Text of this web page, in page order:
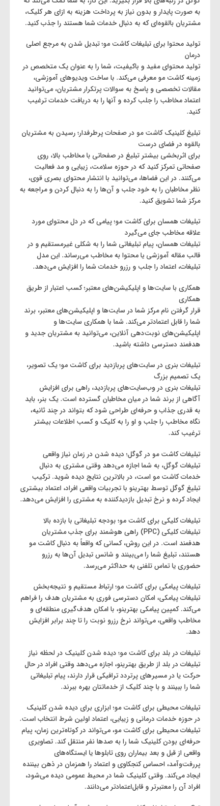
به صورت پایدار و بدون نیاز به پرداخت هزینه به ازای هر کلیک،
مشتریان بالقوه‌ای که به دنبال خدمات شما هستند را جذب کنید.
تولید محتوا برای تبلیغات کاشت مو؛ تبدیل شدن به مرجع اصلی
درمان
تولید محتوای مفید و باکیفیت، شما را به عنوان یک متخصص در
زمینه کاشت مو معرفی می‌کند. با ساخت ویدیوهای آموزشی،
مقالات تخصصی و پاسخ به سوالات پرتکرار مشتریان، می‌توانید
اعتماد مخاطب را جلب کرده و آنها را به دریافت خدمات ترغیب
کنید.
تبلیغ کلینیک کاشت مو در صفحات پرطرفدار؛ رسیدن به مشتریان
بالقوه در فضای درست
برای اثربخشی بیشتر تبلیغ در صفحاتی با مخاطب بالا، روی
صفحاتی تمرکز کنید که در حوزه سلامت، زیبایی و مد فعالیت
می‌کنند. در این فضاها، می‌توانید با انتشار محتوای بصری قوی،
نظر مخاطبان را به خود جلب و آن‌ها را به دنبال کردن و مراجعه به
مرکز شما تشویق کنید.
تبلیغات همسان برای کاشت مو؛ پیامی که در دل محتوای مورد
علاقه مخاطب جای می‌گیرد
تبلیغات همسان، پیام تبلیغاتی شما را به شکلی غیرمستقیم و در
قالب مقاله آموزشی یا محتوا به مخاطب می‌رساند. این مدل
تبلیغات، اعتماد را جلب و رزرو خدمات شما را افزایش می‌دهد.
همکاری با سایت‌ها و اپلیکیشن‌های معتبر؛ کسب اعتبار از طریق
همکاری
قرار گرفتن نام مرکز شما در سایت‌ها و اپلیکیشن‌های معتبر، برند
شما را قابل اعتمادتر می‌کند. شما با همکاری سایت‌ها و
اپلیکیشن‌های نوبت‌دهی آنلاین، می‌توانید به مشتریان جدید و
هدفمند دسترسی داشته باشید.
تبلیغات بنری در سایت‌های پربازدید برای کاشت مو؛ یک تصویر،
یک تصمیم بزرگ
تبلیغات بنری در وب‌سایت‌های پربازدید، راهی برای افزایش
آگاهی از برند شما در میان مخاطبان گسترده است. یک بنر، باید
به قدری جذاب و حرفه‌ای طراحی شود که بتواند در چند ثانیه،
نگاه مخاطب را جلب و او را به کلیک و کسب اطلاعات بیشتر
ترغیب کند.
تبلیغات کاشت مو در گوگل؛ دیده شدن در زمان نیاز واقعی
تبلیغات گوگل، به شما اجازه می‌دهد وقتی مشتری به دنبال
خدمات کاشت مو است، در بالاترین نتایج دیده شوید. ترکیب
تبلیغ گوگل توسط بهترینو با تجربیات واقعی افراد، اعتماد بیشتری
ایجاد کرده و نرخ تبدیل بازدیدکننده به مشتری را افزایش می‌دهد.
تبلیغات کلیکی برای کاشت مو؛ بودجه تبلیغاتی با بازده بالا
تبلیغات کلیکی (PPC) راهی هوشمند برای جذب مشتریان
هدفمند است. در این روش، کسانی که واقعاً به دنبال کاشت مو
هستند، تبلیغ شما را می‌بینند و شانس تبدیل آن‌ها به رزرو
حضوری یا تماس تلفنی به حداکثر می‌رسد.
تبلیغات پیامکی برای کاشت مو؛ ارتباط مستقیم و نتیجه‌بخش
تبلیغات پیامکی، امکان دسترسی فوری به مشتریان هدف را فراهم
می‌کند. کمپین پیامکی بهترینو، با امکان هدف‌گیری منطقه‌ای و
مخاطب واقعی، می‌تواند نرخ رزرو نوبت را تا چند برابر افزایش
دهد.
تبلیغات در بلد برای کاشت مو؛ دیده شدن کلینیک در لحظه نیاز
تبلیغات در بلد از طریق بهترینو، اجازه می‌دهد وقتی افراد در حال
حرکت یا در مسیرهای پرتردد ترافیکی قرار دارند، پیام تبلیغاتی
شما را ببینند و با چند کلیک از خدماتتان بهره ببرند.
تبلیغات محیطی برای کاشت مو؛ ابزاری برای دیده شدن کلینیک
در حوزه خدمات درمانی و زیبایی، اعتماد اولین شرط انتخاب است.
تبلیغات محیطی برای کاشت مو، می‌تواند در کوتاه‌ترین زمان، پیام
حرفه‌ای بودن کلینیک شما را به صدها نفر منتقل کند. تصاویری
واقعی از قبل و بعد بیماران روی تابلوها یا ایستگاه‌های
پررفت‌وآمد، احساس کنجکاوی و اعتماد را همزمان در ذهن بیننده
ایجاد می‌کند. وقتی کلینیک شما در محیط عمومی دیده می‌شود،
افراد آن را معتبرتر و قابل‌اعتمادتر می‌دانند.